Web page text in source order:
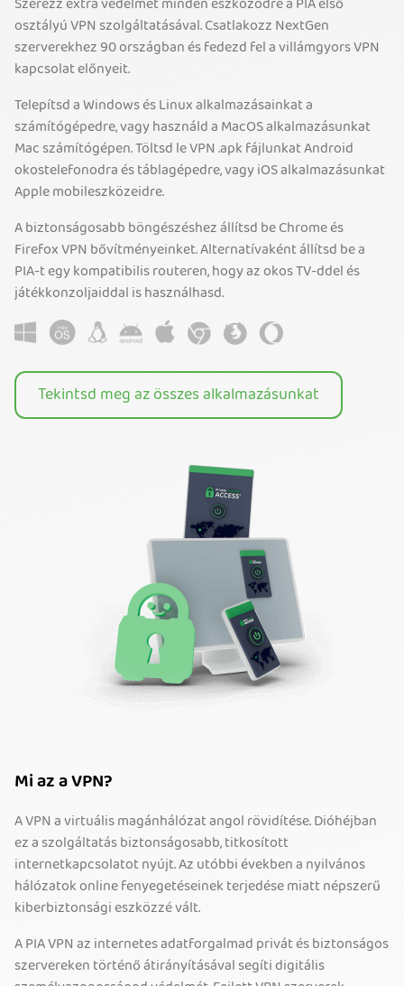
osztályú VPN szolgáltatásával. Csatlakozz NextGen
szerverekhez 90 országban és fedezd fel a villámgyors VPN
kapcsolat előnyeit.
Telepítsd a Windows és Linux alkalmazásainkat a
számítógépedre, vagy használd a MacOS alkalmazásunkat
Mac számítógépen. Töltsd le VPN .apk fájlunkat Android
okostelefonodra és táblagépedre, vagy iOS alkalmazásunkat
Apple mobileszközeidre.
A biztonságosabb böngészéshez állítsd be Chrome és
Firefox VPN bővítményeinket. Alternatívaként állítsd be a
PIA-t egy kompatibilis routeren, hogy az okos TV-ddel és
játékkonzoljaiddal is használhasd.
Tekintsd meg az összes alkalmazásunkat
Mi az a VPN?
A VPN a virtuális magánhálózat angol rövidítése. Dióhéjban
ez a szolgáltatás biztonságosabb, titkosított
internetkapcsolatot nyújt. Az utóbbi években a nyilvános
hálózatok online fenyegetéseinek terjedése miatt népszerű
kiberbiztonsági eszközzé vált.
A PIA VPN az internetes adatforgalmad privát és biztonságos
szervereken történő átirányításával segíti digitális